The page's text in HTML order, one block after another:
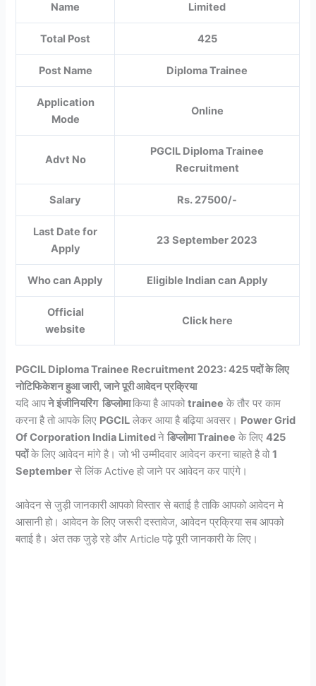
Name
Limited
Total Post 425
Post Name Diploma Trainee
Application
Mode
Online
Advt No
PGCIL Diploma Trainee
Recruitment
Salary Rs. 27500/-
Last Date for
Apply
23 September 2023
Who can Apply Eligible Indian can Apply
Official
website
Click here
PGCIL Diploma Trainee Recruitment 2023: 425 पदों के लिए
नोटिफिकेशन हुआ जारी, जाने पूरी आवेदन प्रक्रिया
यदि आपने इंजीनियरिंग डिप्लोमाकिया है आपकोtrainee के तौर पर काम
करना है तो आपके लिए PGCIL लेकर आया है बढ़िया अवसर। Power Grid
Of Corporation India Limitedनेडिप्लोमा Trainee के लिए425
पदोंके लिए आवेदन मांगे है। जो भी उम्मीदवार आवेदन करना चाहते है वो1
September से लिंक Active हो जाने पर आवेदन कर पाएंगे।
आवेदन से जुड़ी जानकारी आपको विस्तार से बताई है ताकि आपको आवेदन मे
आसानी हो। आवेदन के लिए जरूरी दस्तावेज, आवेदन प्रक्रिया सब आपको
बताई है। अंत तक जुड़े रहे और Article पढ़े पूरी जानकारी के लिए।